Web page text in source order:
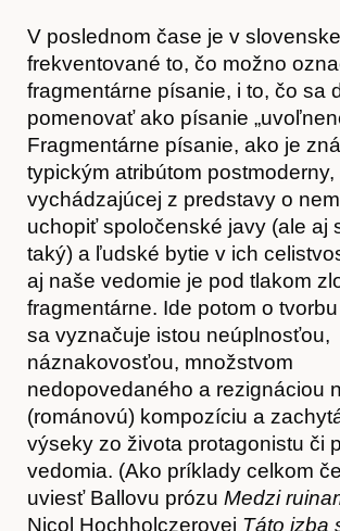
V poslednom čase je v
frekventované to, čo možno
fragmentárne písanie, i to, čo sa
pomenovať ako písanie
Fragmentárne písanie, ako je
typickým atribútom postmoderny,
vychádzajúcej z predstavy o
uchopiť spoločenské javy (ale aj
taký) a ľudské bytie v ich
aj naše vedomie je pod tlakom
fragmentárne. Ide potom o
sa vyznačuje istou neúplnosťou,
náznakovosťou, množstvom
nedopovedaného a rezignáciou
(románovú) kompozíciu a
výseky zo života protagonistu či
vedomia. (Ako príklady celkom
uviesť Ballovu prózu Medzi
Nicol Hochholczerovej Táto izba